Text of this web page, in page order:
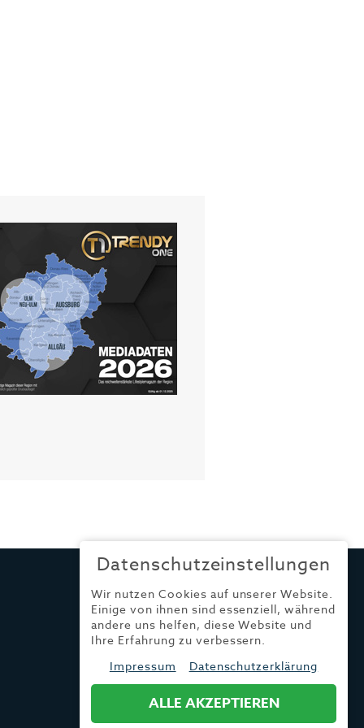
Datenschutzeinstellungen
Wir nutzen Cookies auf unserer Website.
Einige von ihnen sind essenziell, während
andere uns helfen, diese Website und
Ihre Erfahrung zu verbessern.
Impressum
Datenschutzerklärung
ALLE AKZEPTIEREN